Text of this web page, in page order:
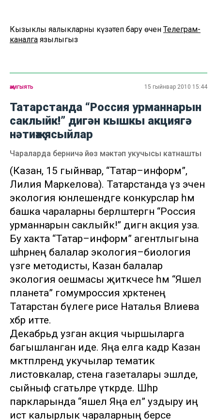
Кызыклы яңалыкларны күзәтеп бару өчен Телеграм-
каналга язылыгыз
җәмгыять 15 гыйнвар 2010 15:44
Татарстанда “Россия урманнарын
саклыйк!” дигән кышкы акциягә
нәтиҗә ясыйлар
Чараларда берничә йөз мәктәп укучысы катнашты
(Казан, 15 гыйнвар, “Татар–информ”,
Лилия Маркелова). Татарстанда үз эченә
экология юнәлешендәге конкурслар һәм
башка чараларны берләштергән “Россия
урманнарын саклыйк!” дигән акция уза.
Бу хакта “Татар–информ” агентлыгына
шәһәрнең балалар экология–биология
үзәге методисты, Казан балалар
экология оешмасы җитәкчесе һәм “Яшел
планета” гомумроссия хәрәкәтенең
Татарстан бүлеге рәисе Наталья Вәлиева
хәбәр итте.
Декабрьдә узган акция чыршыларга
багышланган иде. Яңа елга кадәр Казан
мәктәпләрендә укучылар тематик
листовкалар, стена газеталары эшләде,
сыйныф сәгатьләре үткәрде. Шәһәр
паркларында “яшел Яңа ел” уздыру иң
истә калырлык чараларның берсе